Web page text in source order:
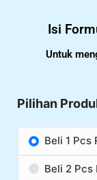
Isi
Untuk
Pilihan
Beli 1 Pcs
Beli 2